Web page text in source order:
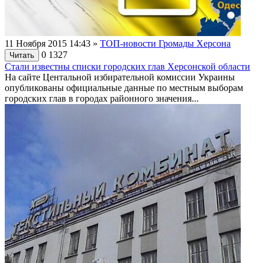
11 Ноября 2015 14:43 » ТОП-новости Громады Херсона
Читать 0 1327
Стали известны списки городских глав Херсонской области
На сайте Центальной избирательной комиссии Украины
опубликованы официальные данные по местным выборам
городских глав в городах районного значения...